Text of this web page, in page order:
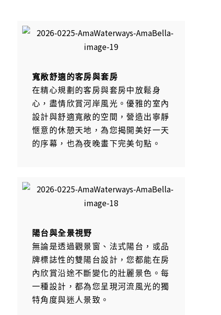
寬敞舒適的客房與套房
在精心規劃的客房與套房中放鬆身
心，盡情欣賞河岸風光。優雅的室內
設計與舒適寬敞的空間，營造出寧靜
愜意的休憩天地，為您揭開美好一天
的序幕，也為夜晚畫下完美句點。
陽台與全景視野
無論是透過觀景窗、法式陽台，或品
牌標誌性的雙陽台設計，您都能在房
內欣賞沿途不斷變化的壯麗景色。每
一種設計，都為您呈現河流風光的獨
特角度與迷人景致。